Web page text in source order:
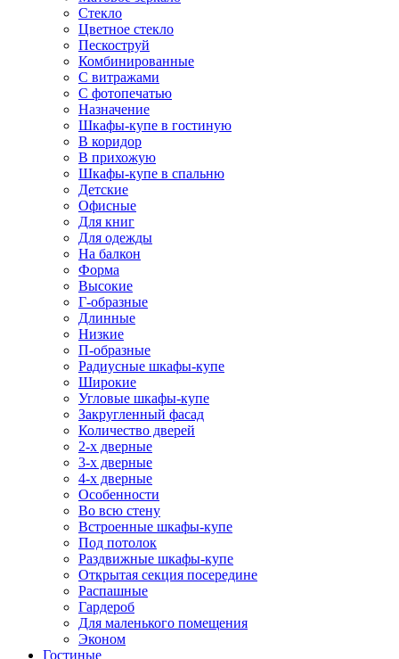
Стекло
Цветное стекло
Пескоструй
Комбинированные
С витражами
С фотопечатью
Назначение
Шкафы-купе в гостиную
В коридор
В прихожую
Шкафы-купе в спальню
Детские
Офисные
Для книг
Для одежды
На балкон
Форма
Высокие
Г-образные
Длинные
Низкие
П-образные
Радиусные шкафы-купе
Широкие
Угловые шкафы-купе
Закругленный фасад
Количество дверей
2-х дверные
3-х дверные
4-х дверные
Особенности
Во всю стену
Встроенные шкафы-купе
Под потолок
Раздвижные шкафы-купе
Открытая секция посередине
Распашные
Гардероб
Для маленького помещения
Эконом
Гостиные